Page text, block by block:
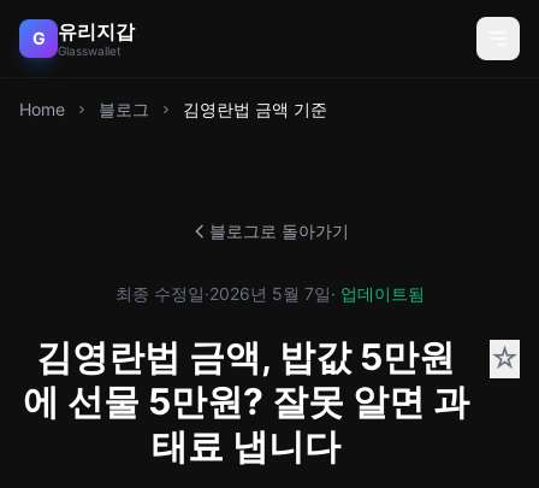
G 유리지갑
Glasswallet
Home 블로그 김영란법 금액 기준
블로그로 돌아가기
최종 수정일·2026년 5월 7일· 업데이트됨
김영란법 금액, 밥값 5만원
에 선물 5만원? 잘못 알면 과
태료 냅니다
☆